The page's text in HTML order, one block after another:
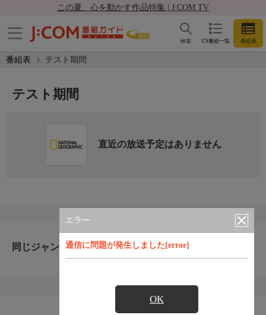
この夏、心を動かす作品特集 | J:COM TV
CS番組一覧 番組表
検索
番組表 テスト期間
エラー
通信に問題が発生しました[error]
OK
テスト期間
直近の放送予定はありません
同じジャンルのおすすめ番組